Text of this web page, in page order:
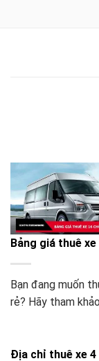
Bảng giá thuê
Bạn đang muốn
rẻ? Hãy tham khảo
Địa chỉ thuê xe 4